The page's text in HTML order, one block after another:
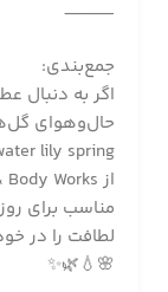
⸻
جمع‌بندی:
اگر به دنبال
حال‌وهوای
lily spring
مناسب برای
لطافت را در
🌸💧🌿✨